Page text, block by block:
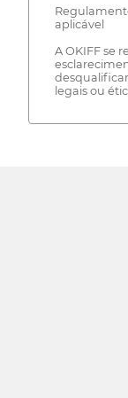
aplicável
A OKIFF se
legais ou